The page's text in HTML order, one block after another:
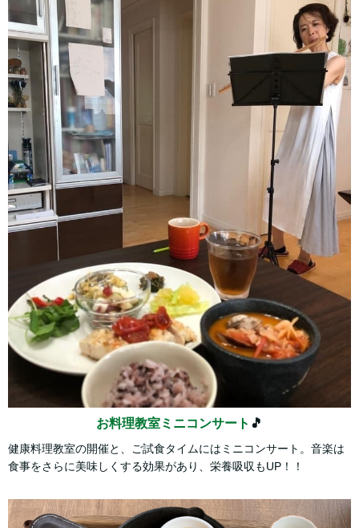
お料理教室ミニコンサート 🎵
健康料理教室の開催と、ご試食タイムにはミニコンサート。音楽は
食事をさらに美味しくする効果があり、栄養吸収もUP！！